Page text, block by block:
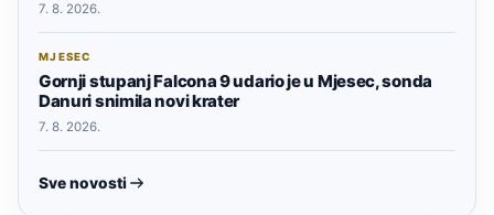
7. 8. 2026.
MJESEC
Gornji stupanj Falcona 9 udario je u Mjesec, sonda
Danuri snimila novi krater
7. 8. 2026.
Sve novosti